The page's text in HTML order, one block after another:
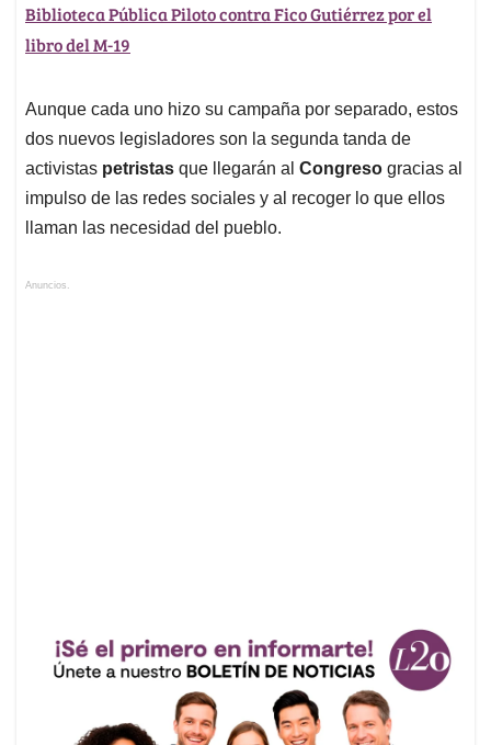
Biblioteca Pública Piloto contra Fico Gutiérrez por el
libro del M-19
Aunque cada uno hizo su campaña por separado, estos
dos nuevos legisladores son la segunda tanda de
activistas petristas que llegarán al Congreso gracias al
impulso de las redes sociales y al recoger lo que ellos
llaman las necesidad del pueblo.
Anuncios.